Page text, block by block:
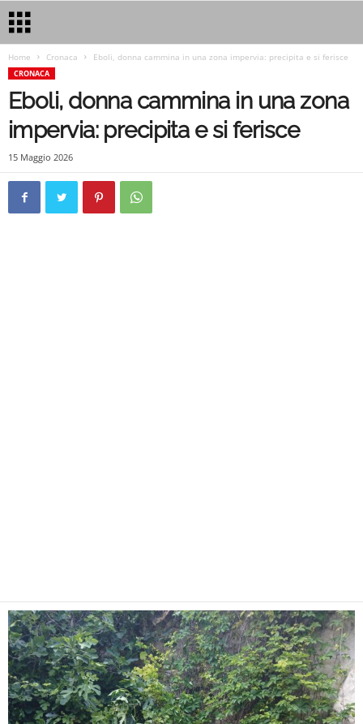
Home Cronaca Eboli, donna cammina in una zona impervia: precipita e si ferisce
CRONACA
Eboli, donna cammina in una zona
impervia: precipita e si ferisce
15 Maggio 2026